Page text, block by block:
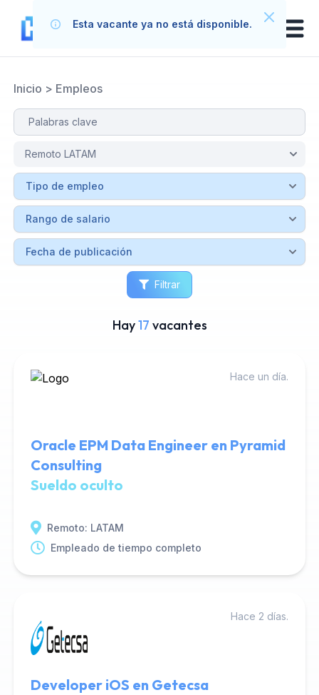
Inicio > Empleos
Filtrar
Hay17 vacantes
Hace un día.
Oracle EPM Data Engineer en Pyramid
Consulting
Sueldo oculto
Remoto: LATAM
Empleado de tiempo completo
Hace 2 días.
Developer iOS en Getecsa
Esta vacante ya no está disponible.